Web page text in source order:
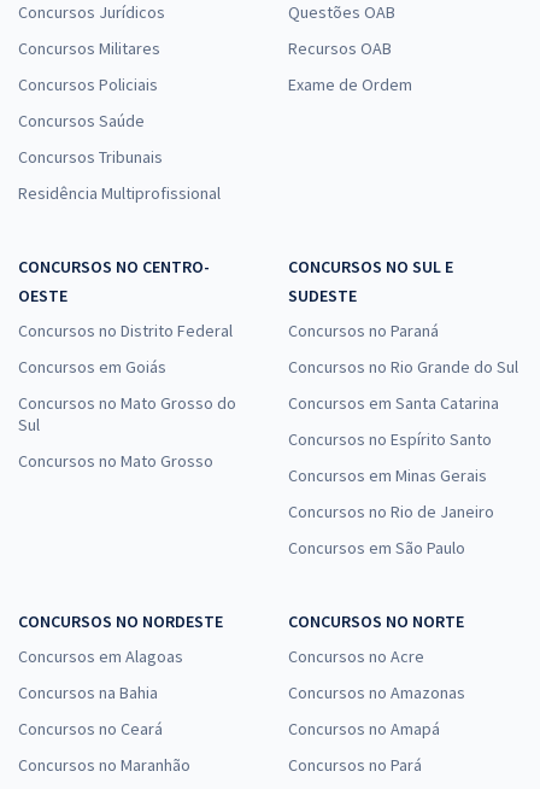
Concursos Jurídicos
Concursos Militares
Concursos Policiais
Concursos Saúde
Concursos Tribunais
Residência Multiprofissional
Questões OAB
Recursos OAB
Exame de Ordem
CONCURSOS NO CENTRO-
OESTE
Concursos no Distrito Federal
Concursos em Goiás
Concursos no Mato Grosso do
Sul
Concursos no Mato Grosso
CONCURSOS NO SUL E
SUDESTE
Concursos no Paraná
Concursos no Rio Grande do Sul
Concursos em Santa Catarina
Concursos no Espírito Santo
Concursos em Minas Gerais
Concursos no Rio de Janeiro
Concursos em São Paulo
CONCURSOS NO NORDESTE
Concursos em Alagoas
Concursos na Bahia
Concursos no Ceará
Concursos no Maranhão
CONCURSOS NO NORTE
Concursos no Acre
Concursos no Amazonas
Concursos no Amapá
Concursos no Pará